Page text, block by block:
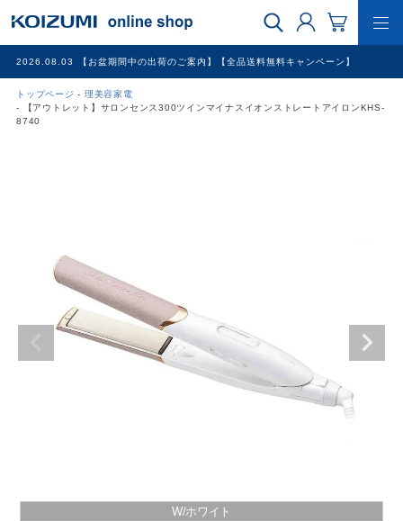
2026.08.03 【お盆期間中の出荷のご案内】【全品送料無料キャンペーン】
トップページ
理美容家電
【アウトレット】サロンセンス300ツインマイナスイオンストレートアイロンKHS-
8740
WEB限定品
冷暖房家電
家具
W/ホワイト